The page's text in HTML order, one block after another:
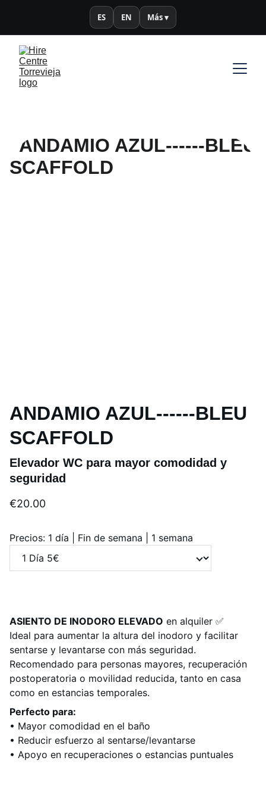
ES EN Más ▾
ANDAMIO AZUL------BLEU
SCAFFOLD
Elevador WC para mayor comodidad y
seguridad
€20.00
Precios: 1 día | Fin de semana | 1 semana
ASIENTO DE INODORO ELEVADO en alquiler ✅
Ideal para aumentar la altura del inodoro y facilitar
sentarse y levantarse con más seguridad.
Recomendado para personas mayores, recuperación
postoperatoria o movilidad reducida, tanto en casa
como en estancias temporales.
Perfecto para:
• Mayor comodidad en el baño
• Reducir esfuerzo al sentarse/levantarse
• Apoyo en recuperaciones o estancias puntuales